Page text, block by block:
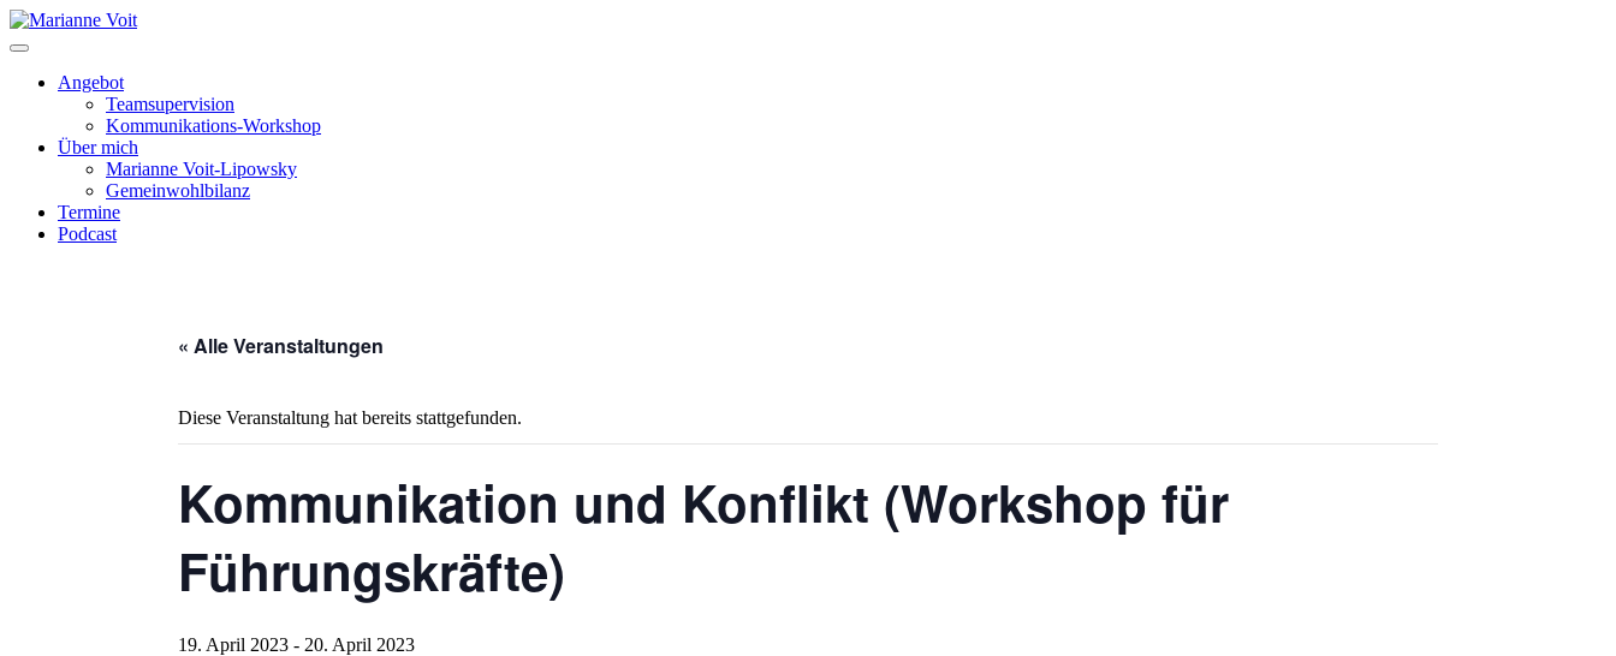
Skip
to
Angebot
Teamsupervision
Kommunikations-Workshop
Über mich
Marianne Voit-Lipowsky
Gemeinwohlbilanz
Termine
Podcast
« Alle Veranstaltungen
Diese Veranstaltung hat bereits stattgefunden.
Kommunikation und Konflikt (Workshop für
Führungskräfte)
19. April 2023 - 20. April 2023